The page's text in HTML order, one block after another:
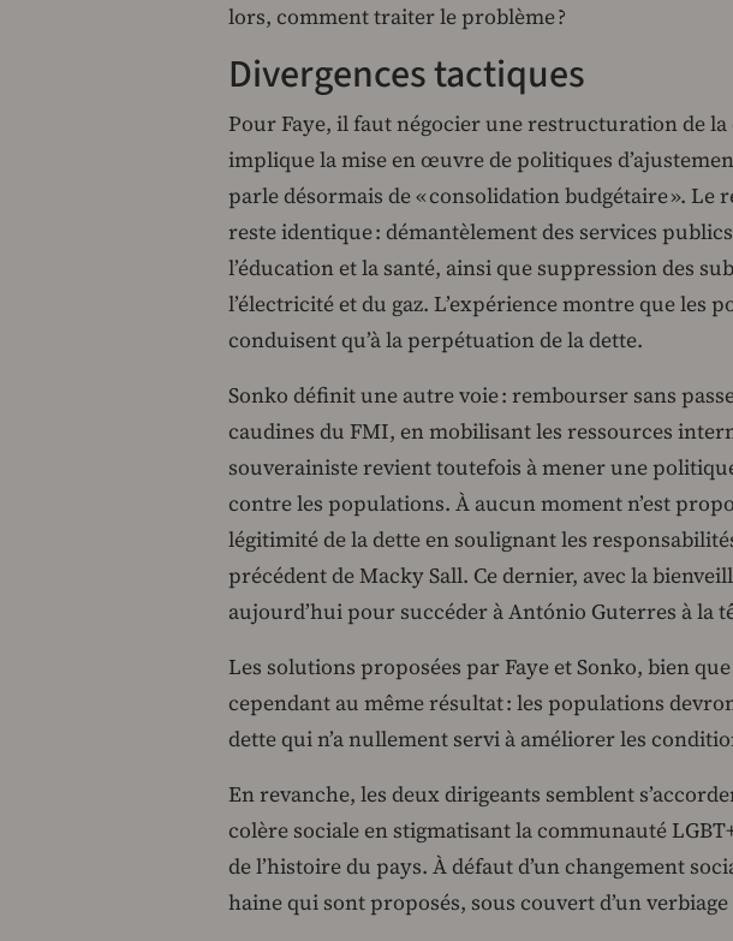
lors, comment traiter le problème ?
Divergences tactiques
Pour Faye, il faut négocier une restructuration de la
implique la mise en œuvre de politiques
parle désormais de « consolidation budgétaire ».
reste identique : démantèlement des services
l’éducation et la santé, ainsi que suppression des
l’électricité et du gaz. L’expérience montre que les
conduisent qu’à la perpétuation de la dette.
Sonko définit une autre voie : rembourser sans
caudines du FMI, en mobilisant les ressources
souverainiste revient toutefois à mener une
contre les populations. À aucun moment n’est
légitimité de la dette en soulignant les
précédent de Macky Sall. Ce dernier, avec la
aujourd’hui pour succéder à António Guterres à la
Les solutions proposées par Faye et Sonko, bien
cependant au même résultat : les populations
dette qui n’a nullement servi à améliorer les
En revanche, les deux dirigeants semblent
colère sociale en stigmatisant la communauté
de l’histoire du pays. À défaut d’un changement
haine qui sont proposés, sous couvert d’un